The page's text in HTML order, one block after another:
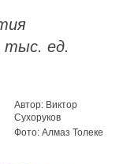
тыс. ед.
Автор: Виктор
Сухоруков
Фото: Алмаз Толеке